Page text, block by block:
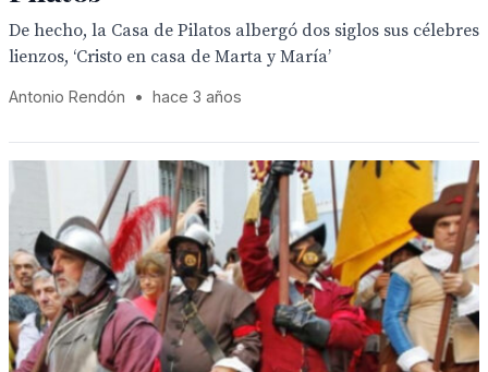
De hecho, la Casa de Pilatos albergó dos siglos sus célebres
lienzos, ‘Cristo en casa de Marta y María’
Antonio Rendón • hace 3 años